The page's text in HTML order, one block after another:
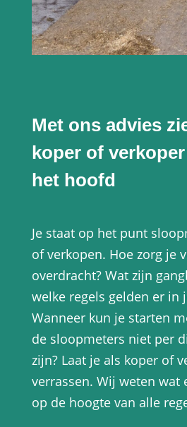
Met ons advies
koper of
het hoofd
Je staat op het punt
of verkopen. Hoe zorg je
overdracht? Wat zijn
welke regels gelden er in
Wanneer kun je starten
de sloopmeters niet per
zijn? Laat je als koper of
verrassen. Wij weten wat
op de hoogte van alle